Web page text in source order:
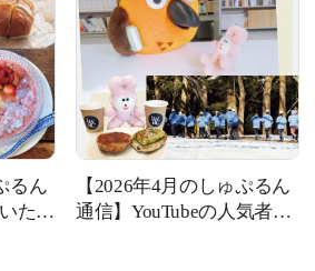
るん
た棋
【2026年4月のしゅぷるん
通信】YouTubeの人気者、